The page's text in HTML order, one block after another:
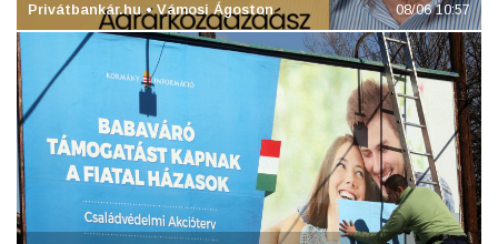
Privátbankár.hu • Vámosi Ágoston 08/06 10:57